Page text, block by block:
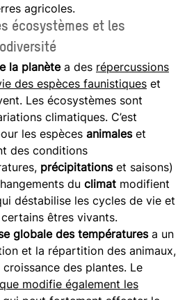
agricoles.
écosystèmes et les
la planètea des répercussions
des espèces faunistiques et
Les écosystèmes sont
climatiques. C’est
les espèces animaleset
des conditions
précipitationset saisons)
du climat modifient
déstabilise les cycles de vie et
êtres vivants.
globale des températuresa un
et la répartition des animaux,
des plantes. Le
modifie également les